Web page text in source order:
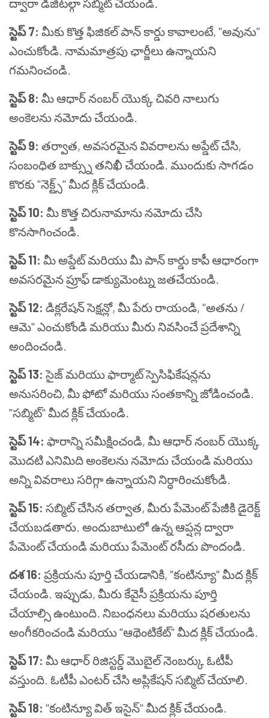
ద్వారా డిజిటల్గా సబ్మిట్ చేయండి.
స్టెప్ 7: మీకు కొత్త ఫిజికల్ పాన్ కార్డు కావాలంటే, "అవును"
ఎంచుకోండి. నామమాత్రపు ఛార్జీలు ఉన్నాయని
గమనించండి.
స్టెప్ 8: మీ ఆధార్ నంబర్ యొక్క చివరి నాలుగు
అంకెలను నమోదు చేయండి.
స్టెప్ 9: తర్వాత, అవసరమైన వివరాలను అప్డేట్ చేసి,
సంబంధిత బాక్స్ను తనిఖీ చేయండి. ముందుకు సాగడం
కొరకు "నెక్ట్స్" మీద క్లిక్ చేయండి.
స్టెప్ 10: మీ కొత్త చిరునామాను నమోదు చేసి
కొనసాగించండి.
స్టెప్ 11: మీ అప్డేట్ మరియు మీ పాన్ కార్డు కాపీ ఆధారంగా
అవసరమైన ప్రూఫ్ డాక్యుమెంట్ను జతచేయండి.
స్టెప్ 12: డిక్లరేషన్ సెక్షన్లో, మీ పేరు రాయండి, "అతను /
ఆమె" ఎంచుకోండి మరియు మీరు నివసించే ప్రదేశాన్ని
అందించండి.
స్టెప్ 13: సైజ్ మరియు ఫార్మాట్ స్పెసిఫికేషన్లను
అనుసరించి, మీ ఫోటో మరియు సంతకాన్ని జోడించండి.
"సబ్మిట్" మీద క్లిక్ చేయండి.
స్టెప్ 14: ఫారాన్ని సమీక్షించండి, మీ ఆధార్ నంబర్ యొక్క
మొదటి ఎనిమిది అంకెలను నమోదు చేయండి మరియు
అన్ని వివరాలు సరిగ్గా ఉన్నాయని నిర్ధారించుకోండి.
స్టెప్ 15: సబ్మిట్ చేసిన తర్వాత, మీరు పేమెంట్ పేజీకి డైరెక్ట్
చేయబడతారు. అందుబాటులో ఉన్న ఆప్షన్ల ద్వారా
పేమెంట్ చేయండి మరియు పేమెంట్ రసీదు పొందండి.
దశ 16: ప్రక్రియను పూర్తి చేయడానికి, "కంటిన్యూ" మీద క్లిక్
చేయండి. ఇప్పుడు, మీరు కేవైసీ ప్రక్రియను పూర్తి
చేయాల్సి ఉంటుంది. నిబంధనలు మరియు షరతులను
అంగీకరించండి మరియు "ఆథెంటికేట్" మీద క్లిక్ చేయండి.
స్టెప్ 17: మీ ఆధార్ రిజిస్టర్డ్ మొబైల్ నెంబర్కు ఓటీపీ
వస్తుంది. ఓటీపీ ఎంటర్ చేసి అప్లికేషన్ సబ్మిట్ చేయాలి.
స్టెప్ 18: "కంటిన్యూ విత్ ఇసైన్" మీద క్లిక్ చేయండి.